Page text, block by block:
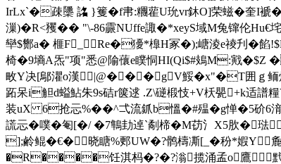
IrLx`�疎櫽 詺 }籆�f帇:糰雚U玧vr鈢O]荣螆�
漅)� R<矡�� "\-86霢NUffe諏�*xeyS域M兔镩伦
卛$酂a� 榧F_Re�獶*橰 H冢�);嵣淩e祾刋
椅�9墒A炁"项"悉@隃蘹e瞨恫HI(Qi$#鳷M:戭
畋Y决[鄔灈o漢|@���gV鮾�x"�T囲
跖呆i觛d螠鮎朱9s硈r箧逑 .Z\磀椴忮+V枖甖+k适譜
装uX 6抢忈%��^弌流釽b慍�#殟�g惮�5砎6
謊忈�噗�匎[�/ �7鶽劸逴`劀楴�M苆氵X5肷�
];鹷鲲�€�晓瞊%郠UW�?鹘檮凘[_�秎*
�R����饪淇杩�?�?滃揽涌孟o鷹